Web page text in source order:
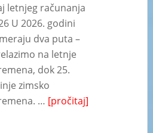
letnjeg računanja
U 2026. godini
dva puta –
na letnje
dok 25.
zimsko
… [pročitaj]